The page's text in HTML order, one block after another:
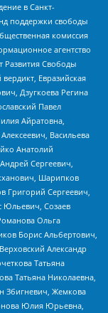
в Санкт-
поддержки свободы
комиссия
агентство
Развития Свободы
Евразийская
Дзугкоева Регина
Павел
Айратовна,
Васильева
Анатолий
Сергеевич,
Шарипков
Сергеевич,
Юльевич, Созаев
Ольга
Борис Альбертович,
Александр
Татьяна
Татьяна Николаевна,
Збигневич, Жемкова
Юлия Юрьевна,